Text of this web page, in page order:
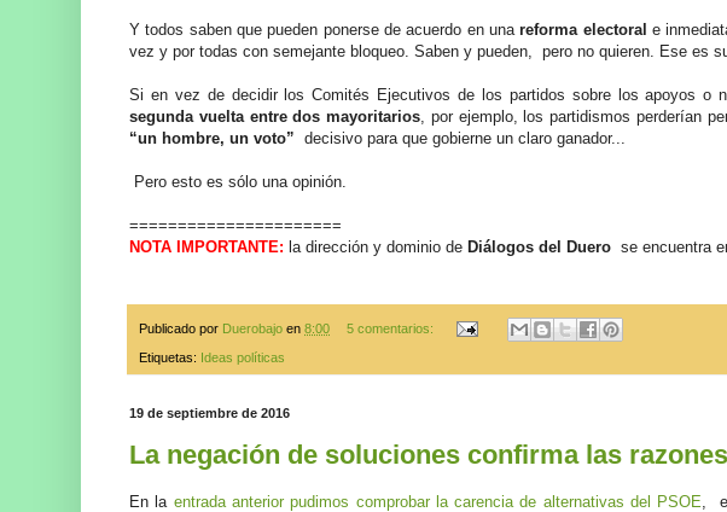
Y todos saben que pueden ponerse de acuerdo en unareforma electoral e
vez y por todas con semejante bloqueo. Saben y pueden, pero no quieren. Ese es
Si en vez de decidir los Comités Ejecutivos de los partidos sobre los apoyos o
segunda vuelta entre dos mayoritarios, por ejemplo, los partidismos perderían
“un hombre, un voto” decisivo para que gobierne un claro ganador...
Pero esto es sólo una opinión.
======================
NOTA IMPORTANTE: la dirección y dominio de Diálogos del Duero se encuentra
Publicado por Duerobajo en 8:00 5 comentarios:
Etiquetas: Ideas políticas
19 de septiembre de 2016
La negación de soluciones confirma las
En la entrada anterior pudimos comprobar la carencia de alternativas del PSOE ,